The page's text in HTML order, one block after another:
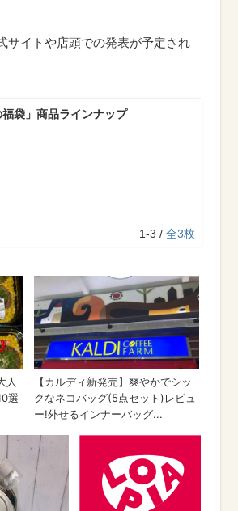
サイトや店頭での発表が予定され
袋」商品ラインナップ
1-3 / 全3枚